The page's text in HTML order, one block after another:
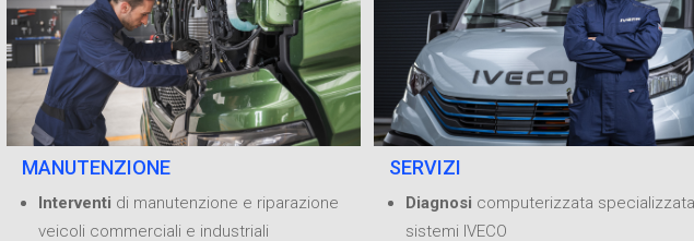
MANUTENZIONE
Interventi di manutenzione e riparazione
veicoli commerciali e industriali
SERVIZI
Diagnosi computerizzata
sistemi IVECO